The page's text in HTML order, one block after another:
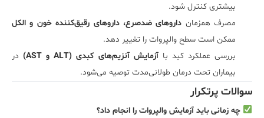
بیشتری کنترل شود.
مصرف همزمان داروهای ضدصرع، داروهای رقیق‌کننده خون و الکل
ممکن است سطح والپروات را تغییر دهد.
بررسی عملکرد کبد باآزمایش آنزیم‌های کبدی (ALT و AST)
در
بیماران تحت درمان طولانی‌مدت توصیه می‌شود.
سوالات پرتکرار
چه زمانی باید آزمایش والپروات را انجام داد؟